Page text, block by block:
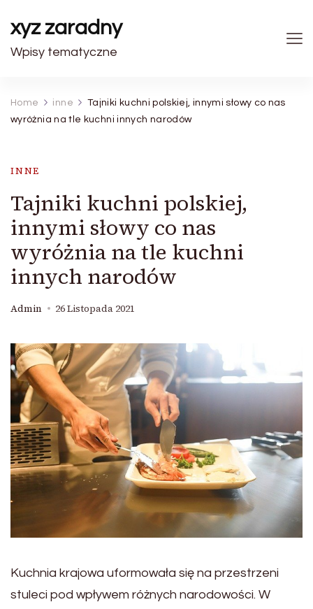
xyz zaradny
Wpisy tematyczne
Home inne
Tajniki kuchni polskiej, innymi słowy co nas
wyróżnia na tle kuchni innych narodów
INNE
Tajniki kuchni polskiej,
innymi słowy co nas
wyróżnia na tle kuchni
innych narodów
Admin 26 Listopada 2021
Kuchnia krajowa uformowała się na przestrzeni
stuleci pod wpływem różnych narodowości. W